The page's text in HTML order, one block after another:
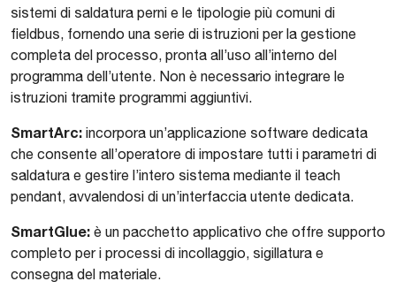
sistemi di saldatura perni e le tipologie più comuni di
fieldbus, fornendo una serie di istruzioni per la gestione
completa del processo, pronta all’uso all’interno del
programma dell’utente. Non è necessario integrare le
istruzioni tramite programmi aggiuntivi.
SmartArc: incorpora un’applicazione software dedicata
che consente all’operatore di impostare tutti i parametri di
saldatura e gestire l’intero sistema mediante il teach
pendant, avvalendosi di un’interfaccia utente dedicata.
SmartGlue: è un pacchetto applicativo che offre supporto
completo per i processi di incollaggio, sigillatura e
consegna del materiale.